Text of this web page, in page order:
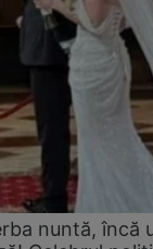
nuntă, încă